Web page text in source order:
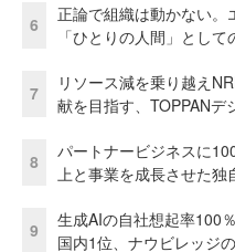
6
正論で組織は動かない。
「ひとりの人間」とし
7
リソース減を乗り越え
献を目指す、TOPPANデ
8
パートナービジネスに
上と事業を成長させた独
9
生成AIの自社想起率100
国内1位、ナウビレッジ